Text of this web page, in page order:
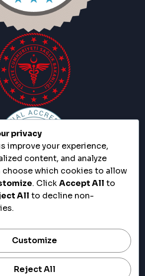
privacy
improve your experience,
content, and analyze
choose which cookies to allow
. ClickAccept All to
All to decline non-
Customize
Reject All